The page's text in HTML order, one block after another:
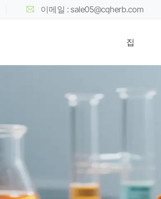
이메일 : sale05@cqherb.com
집